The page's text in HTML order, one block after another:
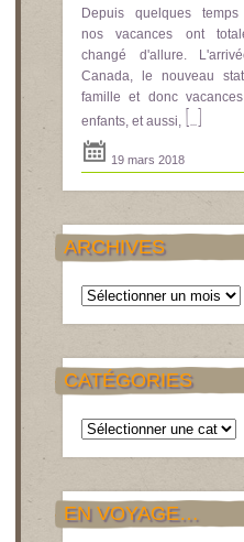
Depuis quelques
nos vacances ont
changé d'allure.
Canada, le nouveau
famille et donc
enfants, et aussi, [...]
19 mars 2018
ARCHIVES
Archives
CATÉGORIES
Catégories
EN VOYAGE…